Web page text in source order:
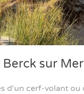
Berck sur Mer
d'un cerf-volant ou